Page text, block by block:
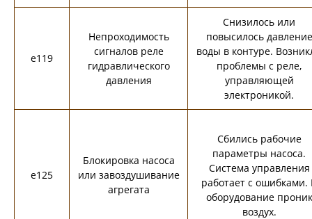
e119
Непроходимость
сигналов реле
гидравлического
давления
Снизилось или
повысилось давление
воды в контуре.
проблемы с реле,
управляющей
электроникой.
e125
Блокировка насоса
или завоздушивание
агрегата
Сбились рабочие
параметры насоса.
Система управления
работает с ошибками.
оборудование проник
воздух.